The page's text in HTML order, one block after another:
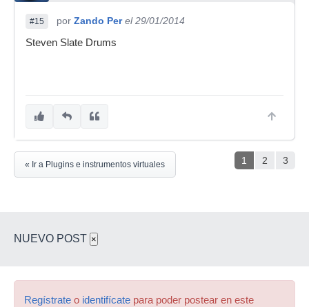
#15 por Zando Per el 29/01/2014
Steven Slate Drums
1 2 3
« Ir a Plugins e instrumentos virtuales
NUEVO POST ×
Regístrate o identifícate para poder postear en este